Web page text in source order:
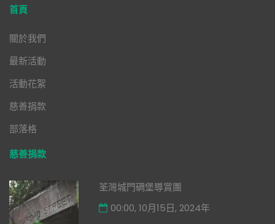
首頁
關於我們
最新活動
活動花絮
慈善捐款
部落格
慈善捐款
荃灣城門碉堡導賞團
00:00, 10月15日, 2024年